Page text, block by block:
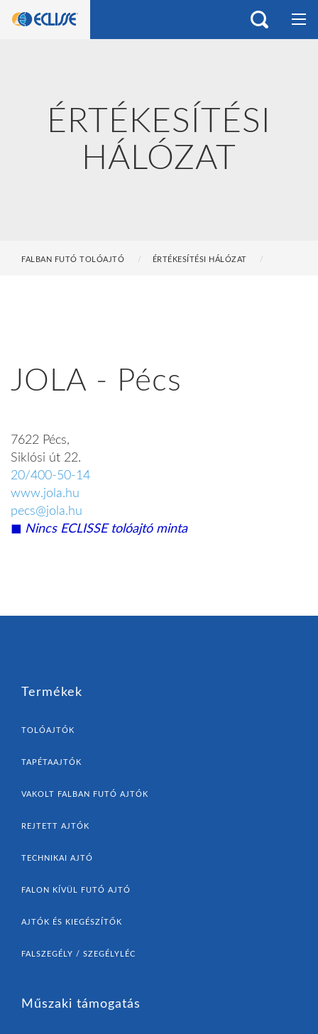
ÉRTÉKESÍTÉSI
HÁLÓZAT
FALBAN FUTÓ TOLÓAJTÓ ÉRTÉKESÍTÉSI HÁLÓZAT
JOLA - Pécs
7622 Pécs,
Siklósi út 22.
20/400-50-14
www.jola.hu
pecs@jola.hu
◼︎ Nincs ECLISSE tolóajtó minta
Termékek
TOLÓAJTÓK
TAPÉTAAJTÓK
VAKOLT FALBAN FUTÓ AJTÓK
REJTETT AJTÓK
TECHNIKAI AJTÓ
FALON KÍVÜL FUTÓ AJTÓ
AJTÓK ÉS KIEGÉSZÍTŐK
FALSZEGÉLY / SZEGÉLYLÉC
Műszaki támogatás